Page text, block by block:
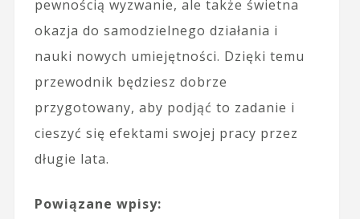
pewnością wyzwanie, ale także świetna
okazja do samodzielnego działania i
nauki nowych umiejętności. Dzięki temu
przewodnik będziesz dobrze
przygotowany, aby podjąć to zadanie i
cieszyć się efektami swojej pracy przez
długie lata.
Powiązane wpisy: